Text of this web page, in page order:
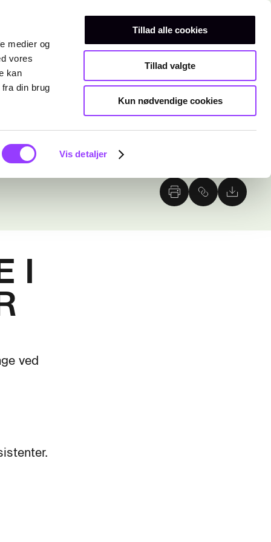
medier og
vores
kan
din brug
Vis detaljer
Tillad alle cookies
Tillad valgte
Kun nødvendige cookies
Teknisk gymnasiumKurser
I
ved